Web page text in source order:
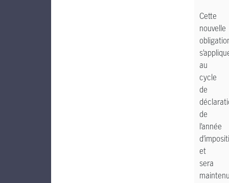
Cette
nouvelle
au
cycle
de
de
l’année
et
sera